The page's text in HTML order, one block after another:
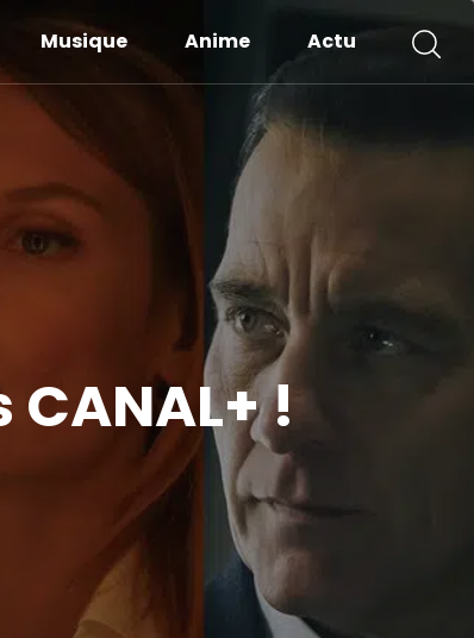
Musique Anime Actu
!